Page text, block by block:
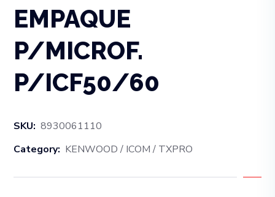
EMPAQUE
P/MICROF.
P/ICF50/60
SKU: 8930061110
Category: KENWOOD / ICOM / TXPRO